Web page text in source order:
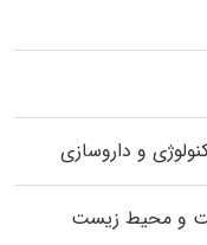
و داروسازی
و محیط زیست